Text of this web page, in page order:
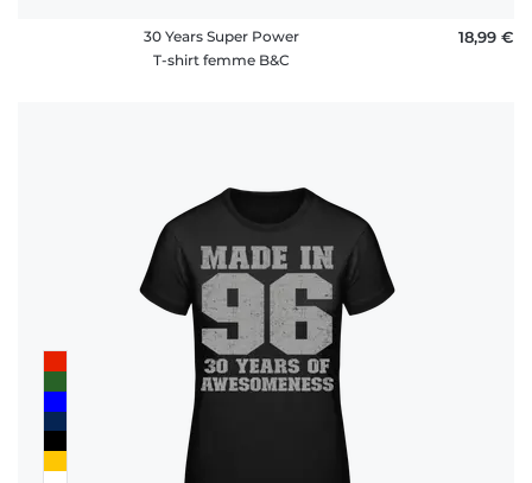
30 Years Super Power
T-shirt femme B&C
18,99 €